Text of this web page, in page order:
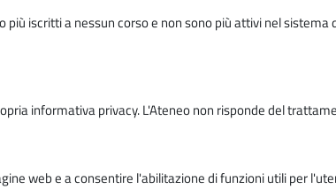
iscritti a nessun corso e non sono più attivi nel
informativa privacy. L'Ateneo non risponde del
web e a consentire l'abilitazione di funzioni utili per